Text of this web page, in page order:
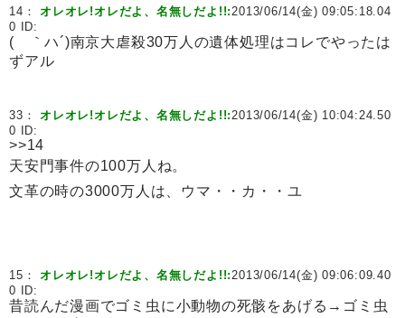
14：オレオレ!オレだよ、名無しだよ!!:2013/06/14(金) 09:05:18.04
0 ID:
( ｀ハ´)南京大虐殺30万人の遺体処理はコレでやったは
ずアル
33：オレオレ!オレだよ、名無しだよ!!:2013/06/14(金) 10:04:24.50
0 ID:
>>14
天安門事件の100万人ね。
文革の時の3000万人は、ウマ・・カ・・ユ
15：オレオレ!オレだよ、名無しだよ!!:2013/06/14(金) 09:06:09.40
0 ID:
昔読んだ漫画でゴミ虫に小動物の死骸をあげる→ゴミ虫